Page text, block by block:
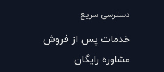
دسترسی سریع
خدمات پس از فروش
مشاوره رایگان